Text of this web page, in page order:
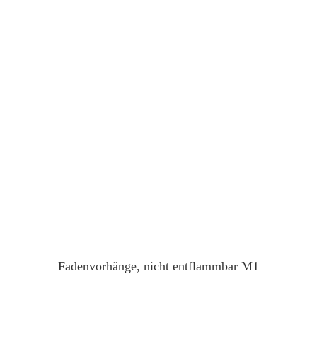
Fadenvorhänge, nicht entflammbar M1